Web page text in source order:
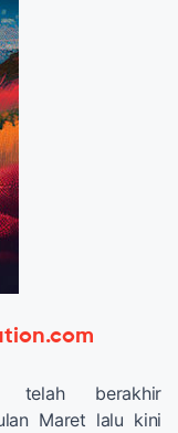
berakhir
Maret lalu kini